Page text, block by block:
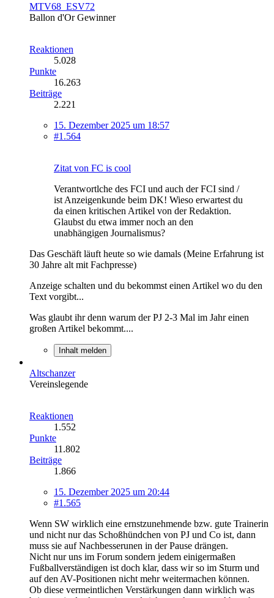
MTV68_ESV72
Ballon d'Or Gewinner
Reaktionen
5.028
Punkte
16.263
Beiträge
2.221
15. Dezember 2025 um 18:57
#1.564
Zitat von FC is cool
Verantwortlche des FCI und auch der FCI sind /
ist Anzeigenkunde beim DK! Wieso erwartest du
da einen kritischen Artikel von der Redaktion.
Glaubst du etwa immer noch an den
unabhängigen Journalismus?
Das Geschäft läuft heute so wie damals (Meine Erfahrung ist
30 Jahre alt mit Fachpresse)
Anzeige schalten und du bekommst einen Artikel wo du den
Text vorgibt...
Was glaubt ihr denn warum der PJ 2-3 Mal im Jahr einen
großen Artikel bekommt....
Inhalt melden
Altschanzer
Vereinslegende
Reaktionen
1.552
Punkte
11.802
Beiträge
1.866
15. Dezember 2025 um 20:44
#1.565
Wenn SW wirklich eine ernstzunehmende bzw. gute Trainerin
und nicht nur das Schoßhündchen von PJ und Co ist, dann
muss sie auf Nachbesserunen in der Pause drängen.
Nicht nur uns im Forum sondern jedem einigermaßen
Fußballverständigen ist doch klar, dass wir so im Sturm und
auf den AV-Positionen nicht mehr weitermachen können.
Ob diese vermeintlichen Verstärkungen dann wirklich was